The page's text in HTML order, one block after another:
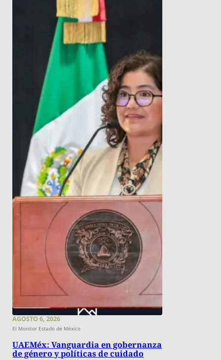
AGOSTO 6, 2026
El Monitor Estado de México
UAEMéx: Vanguardia en gobernanza
de género y políticas de cuidado